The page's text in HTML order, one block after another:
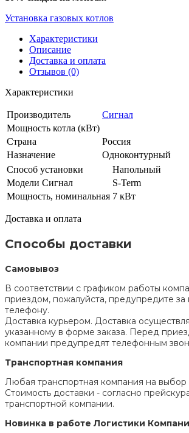
Установка газовых котлов
Характеристики
Описание
Доставка и оплата
Отзывов (0)
Характеристики
Производитель
Сигнал
Мощность котла (кВт)
Страна
Россия
Назначение
Одноконтурный
Способ установки
Напольный
Модели Сигнал
S-Term
Мощность, номинальная 7 кВт
Доставка и оплата
Способы доставки
Самовывоз
В соответствии с графиком работы
приездом, пожалуйста, предупредите за
телефону.
Доставка курьером. Доставка
указанному в форме заказа. Перед
компании предупредят телефонным
Транспортная компания
Любая транспортная компания на выбор
Стоимость доставки - согласно
транспортной компании.
Новинка в работе Логистики